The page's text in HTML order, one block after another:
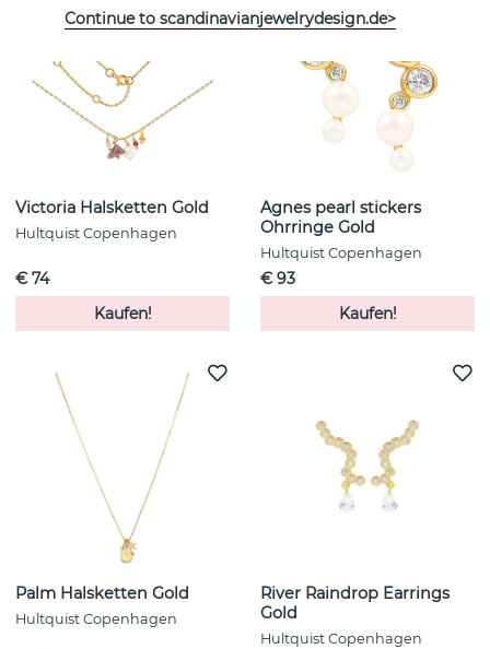
Victoria Halsketten Gold
Hultquist Copenhagen
€ 74
Kaufen!
Agnes pearl stickers
Ohrringe Gold
Hultquist Copenhagen
€ 93
Kaufen!
Palm Halsketten Gold
Hultquist Copenhagen
River Raindrop Earrings
Gold
Hultquist Copenhagen
Continue to scandinavianjewelrydesign.de>